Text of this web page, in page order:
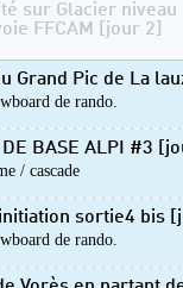
sur Glacier
FFCAM [jour 2]
Grand Pic de La
de rando.
DE BASE ALPI #3
/ cascade
sortie4 bis
de rando.